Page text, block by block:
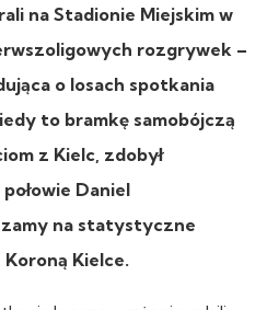
na Stadionie Miejskim w
rozgrywek –
o losach spotkania
to bramkę samobójczą
z Kielc, zdobył
Daniel
na statystyczne
Kielce.